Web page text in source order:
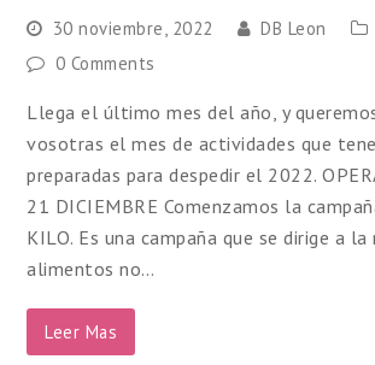
30 noviembre, 2022 DB Leon
0 Comments
Llega el último mes del año, y
vosotras el mes de actividades que
preparadas para despedir el 2022.
21 DICIEMBRE Comenzamos la
KILO. Es una campaña que se dirige a la
alimentos no…
Leer Mas